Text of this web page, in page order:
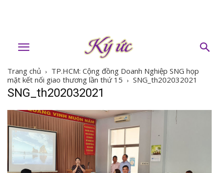
Trang chủ
TP.HCM: Cộng đồng Doanh Nghiệp SNG họp
mặt kết nối giao thương lần thứ 15
SNG_th202032021
SNG_th202032021